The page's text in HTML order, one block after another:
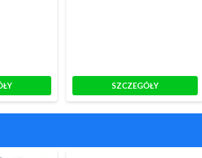
SZCZEGÓŁY